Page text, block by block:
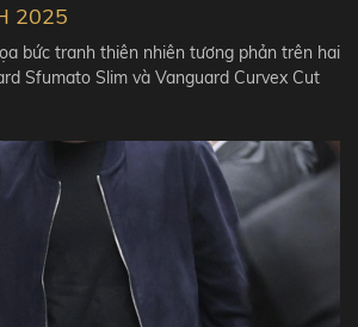
2025
bức tranh thiên nhiên tương phản trên hai
Sfumato Slim và Vanguard Curvex Cut